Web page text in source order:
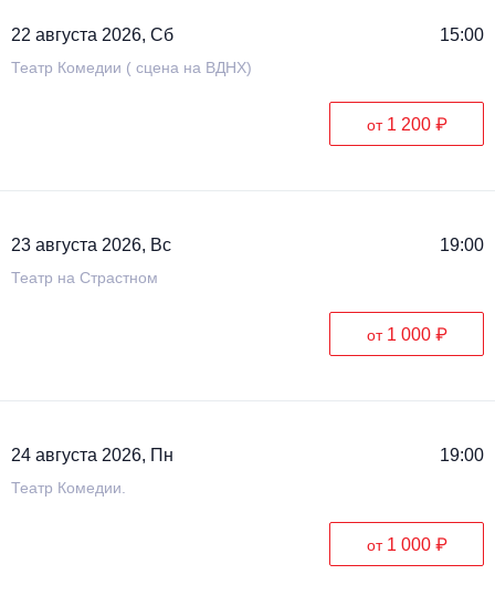
22 августа 2026, Сб 15:00
Театр Комедии ( сцена на ВДНХ)
от 1 200 ₽
23 августа 2026, Вс 19:00
Театр на Страстном
от 1 000 ₽
24 августа 2026, Пн 19:00
Театр Комедии.
от 1 000 ₽